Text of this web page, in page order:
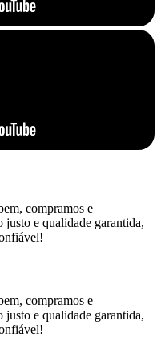
compramos e
justo e qualidade garantida,
compramos e
justo e qualidade garantida,